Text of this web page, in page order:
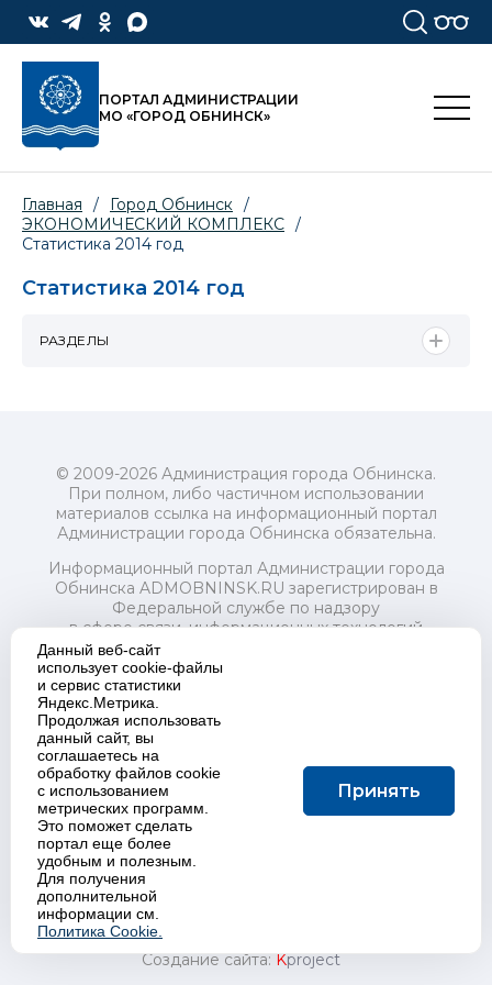
ПОРТАЛ АДМИНИСТРАЦИИ
МО «ГОРОД ОБНИНСК»
Главная / Город Обнинск /
ЭКОНОМИЧЕСКИЙ КОМПЛЕКС /
Статистика 2014 год
Статистика 2014 год
РАЗДЕЛЫ
© 2009-2026 Администрация города Обнинска.
При полном, либо частичном использовании
материалов ссылка на информационный портал
Администрации города Обнинска обязательна.
Информационный портал Администрации города
Обнинска ADMOBNINSK.RU зарегистрирован в
Федеральной службе по надзору
в сфере связи, информационных технологий
и массовых коммуникаций (Роскомнадзор) 24 июля
2018 года.
Свидетельство о регистрации Эл № ФС77-73321
Учредитель: Администрация (исполнительно-
распорядительный орган) городского округа "Город
Обнинск". Главный редактор: Байкова Е.А.
Адрес электронной почты Редакции:
redactor@admobninsk.ru
Телефон Редакции: +7 (484) 395-85-85
Настоящий ресурс содержит материалы 18+
Политика в отношении обработки персональных
Создание сайта:Kproject
Данный веб-сайт
использует cookie-файлы
и сервис статистики
Яндекс.Метрика.
Продолжая использовать
данный сайт, вы
соглашаетесь на
обработку файлов cookie
с использованием
метрических программ.
Это поможет сделать
портал еще более
удобным и полезным.
Для получения
дополнительной
информации см.
Политика Cookie.
Принять